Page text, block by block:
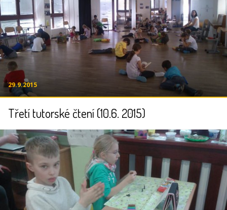
29.9.2015
Třetí tutorské čtení (10.6. 2015)